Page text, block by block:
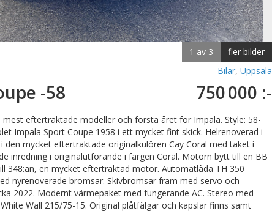
fler bilder
1 av 3
Bilar, Uppsala
-58 750 000 :-
eftertraktade modeller och första året för Impala. Style: 58-
Impala Sport Coupe 1958 i ett mycket fint skick. Helrenoverad i
mycket eftertraktade originalkulören Cay Coral med taket i
inredning i originalutförande i färgen Coral. Motorn bytt till en BB
en mycket eftertraktad motor. Automatlåda TH 350
nyrenoverade bromsar. Skivbromsar fram med servo och
2022. Modernt värmepaket med fungerande AC. Stereo med
Wall 215/75-15. Original plåtfälgar och kapslar finns samt